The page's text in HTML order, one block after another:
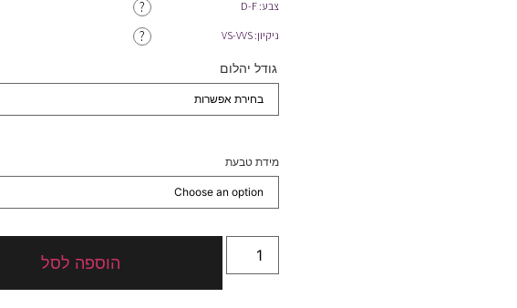
צבע: D-F ?
ניקיון: VS-VVS ?
גודל יהלום
מידת טבעת
הוספה לסל